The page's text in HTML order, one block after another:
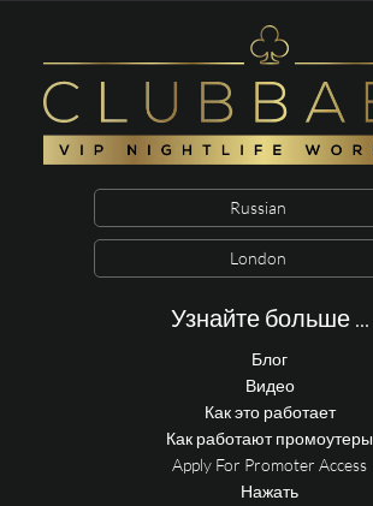
Russian
London
Узнайте больше ...
Блог
Видео
Как это работает
Как работают промоутеры
Apply For Promoter Access
Нажать